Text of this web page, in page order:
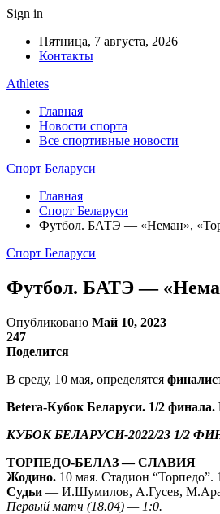
Sign in
Пятница, 7 августа, 2026
Контакты
Athletes
Главная
Новости спорта
Все спортивные новости
Спорт Беларуси
Главная
Спорт Беларуси
Футбол. БАТЭ — «Неман»,
Спорт Беларуси
Футбол. БАТЭ —
Опубликовано Май 10, 2023
247
Поделится
В среду, 10 мая, определятся
Betera-Кубок Беларуси. 1/2
КУБОК БЕЛАРУСИ-2022/23 1/2
ТОРПЕДО-БЕЛАЗ — СЛАВИЯ
Жодино. 10 мая. Стадион “Торпедо”.
Судьи — И.Шумилов, А.Гусев,
Первый матч (18.04) — 1:0.